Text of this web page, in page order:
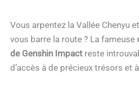
Vous arpentez la Vallée Chenyu
vous barre la route ? La fameuse
de Genshin Impact reste
d’accès à de précieux trésors et